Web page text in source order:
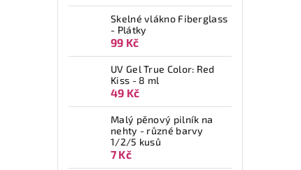
Skelné vlákno Fiberglass
- Plátky
99 Kč
UV Gel True Color: Red
Kiss - 8 ml
49 Kč
Malý pěnový pilník na
nehty - různé barvy
1/2/5 kusů
7 Kč